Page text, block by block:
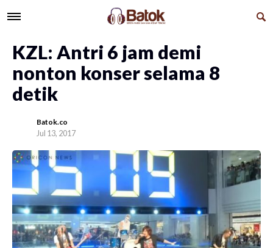
KZL: Antri 6 jam demi
nonton konser selama 8
detik
Batok.co
Jul 13, 2017